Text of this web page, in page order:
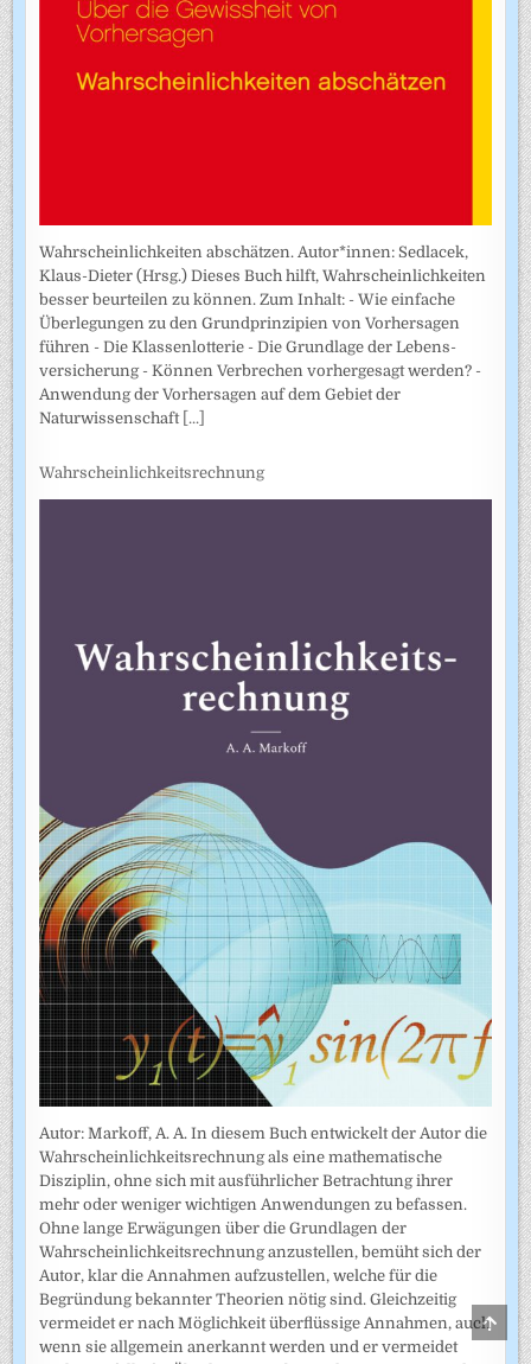
Wahrscheinlichkeiten abschätzen. Autor*innen: Sedlacek,
Klaus-Dieter (Hrsg.) Dieses Buch hilft, Wahrscheinlichkeiten
besser beurteilen zu können. Zum Inhalt: - Wie einfache
Überlegungen zu den Grundprinzipien von Vorhersagen
führen - Die Klassenlotterie - Die Grundlage der Lebens­
versicherung - Können Verbrechen vorhergesagt werden? -
Anwendung der Vorhersagen auf dem Gebiet der
Naturwissenschaft [...]
Wahrscheinlichkeitsrechnung
Autor: Markoff, A. A. In diesem Buch entwickelt der Autor die
Wahrscheinlichkeitsrechnung als eine mathematische
Disziplin, ohne sich mit ausführlicher Betrachtung ihrer
mehr oder weniger wichtigen Anwendungen zu befassen.
Ohne lange Erwägungen über die Grundlagen der
Wahrscheinlich­keitsrechnung anzustellen, bemüht sich der
Autor, klar die Annahmen auf­zustellen, welche für die
Begründung bekannter Theorien nötig sind. Gleichzeitig
vermeidet er nach Möglichkeit überflüssige Annahmen, auch
wenn sie allgemein anerkannt werden und er vermeidet
TO
TOP